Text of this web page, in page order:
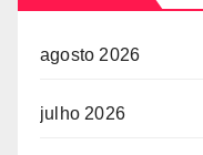
agosto 2026
julho 2026